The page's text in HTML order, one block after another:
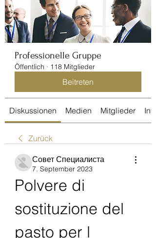
Professionelle Gruppe
Öffentlich · 118 Mitglieder
Beitreten
Diskussionen Medien Mitglieder Info
Zurück
Совет Специалиста
7. September 2023
Polvere di
sostituzione del
pasto per l